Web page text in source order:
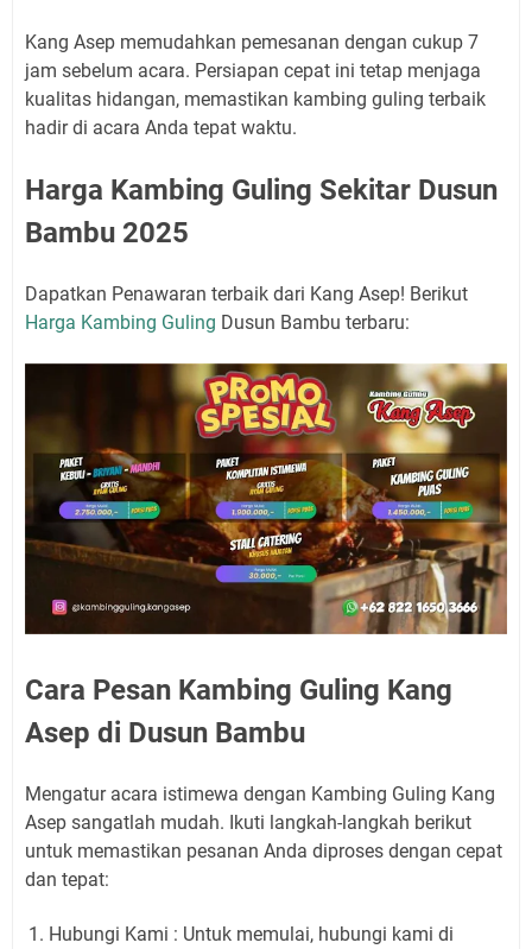
Kang Asep memudahkan pemesanan dengan cukup 7
jam sebelum acara. Persiapan cepat ini tetap menjaga
kualitas hidangan, memastikan kambing guling terbaik
hadir di acara Anda tepat waktu.
Harga Kambing Guling Sekitar Dusun
Bambu 2025
Dapatkan Penawaran terbaik dari Kang Asep! Berikut
Harga Kambing Guling Dusun Bambu terbaru:
Cara Pesan Kambing Guling Kang
Asep di Dusun Bambu
Mengatur acara istimewa dengan Kambing Guling Kang
Asep sangatlah mudah. Ikuti langkah-langkah berikut
untuk memastikan pesanan Anda diproses dengan cepat
dan tepat:
Hubungi Kami : Untuk memulai, hubungi kami di